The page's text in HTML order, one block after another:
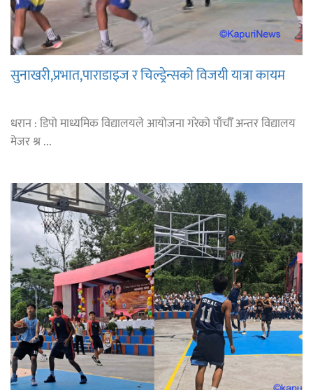
सुनाखरी,प्रभात,पाराडाइज र चिल्ड्रेन्सको विजयी यात्रा कायम
धरान : डिपो माध्यमिक विद्यालयले आयोजना गरेको पाँचौँ अन्तर विद्यालय
मेजर श्र ...